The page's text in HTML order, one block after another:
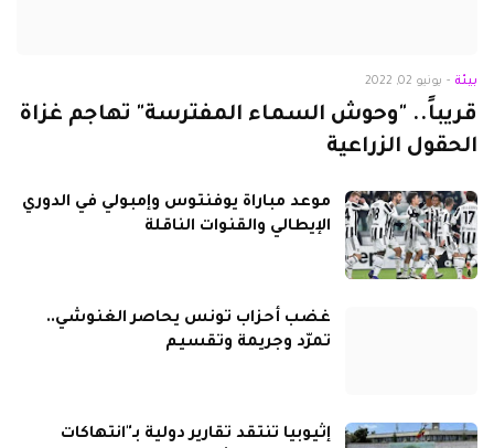
بيئة - يونيو 02, 2022
قريباً.. "وحوش السماء المفترسة" تهاجم غزاة
الحقول الزراعية
موعد مباراة يوفنتوس وإمبولي في الدوري
الإيطالي والقنوات الناقلة
غضب أحزاب تونس يحاصر الغنوشي..
تمرّد وجريمة وتقسيم
إثيوبيا تنتقد تقارير دولية بـ"انتهاكات